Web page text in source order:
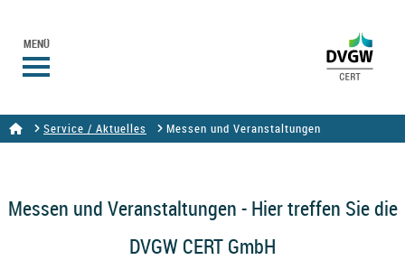
MENÜ
Service / Aktuelles Messen und Veranstaltungen
Messen und Veranstaltungen - Hier treffen Sie die
DVGW CERT GmbH